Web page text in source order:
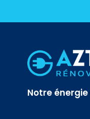
Notre